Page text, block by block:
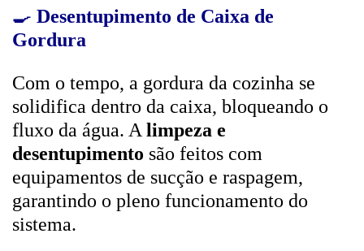
🍳 Desentupimento de Caixa de
Gordura
Com o tempo, a gordura da cozinha se
solidifica dentro da caixa, bloqueando o
fluxo da água. A limpeza e
desentupimento são feitos com
equipamentos de sucção e raspagem,
garantindo o pleno funcionamento do
sistema.